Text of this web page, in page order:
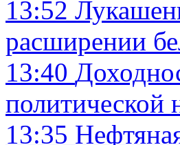
13:52
расширении
13:40
политической
13:35